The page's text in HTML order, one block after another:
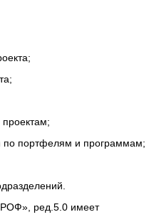
проектам;
по портфелям и программам;
ред.5.0 имеет